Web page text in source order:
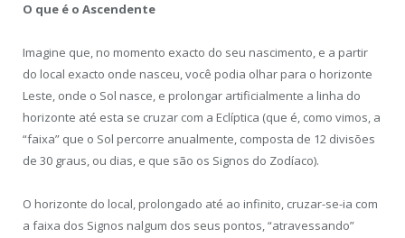
O que é o Ascendente
Imagine que, no momento exacto do seu nascimento, e a partir
do local exacto onde nasceu, você podia olhar para o horizonte
Leste, onde o Sol nasce, e prolongar artificialmente a linha do
horizonte até esta se cruzar com a Eclíptica (que é, como vimos, a
“faixa” que o Sol percorre anualmente, composta de 12 divisões
de 30 graus, ou dias, e que são os Signos do Zodíaco).
O horizonte do local, prolongado até ao infinito, cruzar-se-ia com
a faixa dos Signos nalgum dos seus pontos, “atravessando”